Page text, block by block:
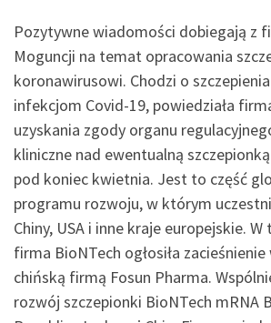
Pozytywne wiadomości dobiegają z
Moguncji na temat opracowania
koronawirusowi. Chodzi o
infekcjom Covid-19, powiedziała
uzyskania zgody organu
kliniczne nad ewentualną
pod koniec kwietnia. Jest to część
programu rozwoju, w którym
Chiny, USA i inne kraje europejskie.
firma BioNTech ogłosiła zacieśnienie
chińską firmą Fosun Pharma.
rozwój szczepionki BioNTech mRNA